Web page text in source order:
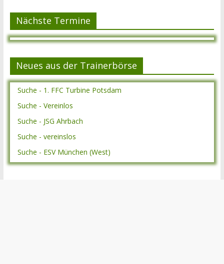
Nächste Termine
Neues aus der Trainerbörse
Suche - 1. FFC Turbine Potsdam
Suche - Vereinlos
Suche - JSG Ahrbach
Suche - vereinslos
Suche - ESV München (West)